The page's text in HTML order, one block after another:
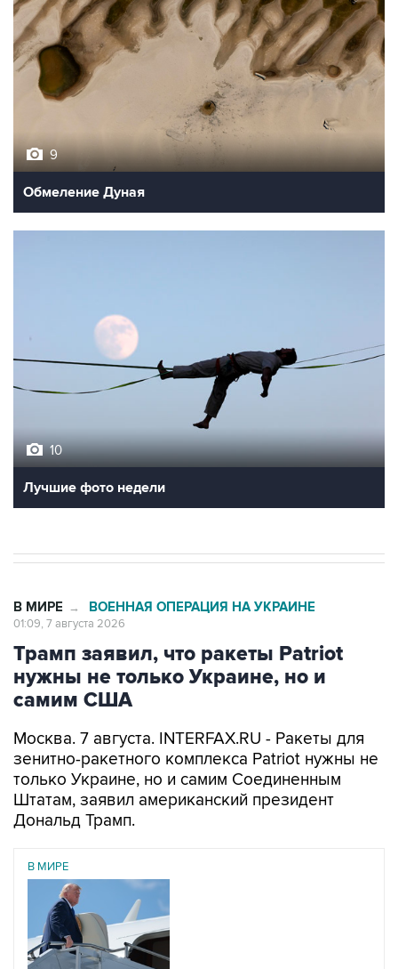
Обмеление Дуная
Лучшие фото недели
Трамп заявил, что ракеты Patriot
нужны не только Украине, но и
самим США
Москва. 7 августа. INTERFAX.RU - Ракеты для
только Украине, но и самим Соединенным
Штатам, заявил американский президент
Дональд Трамп.
В МИРЕ
06 августа 2026